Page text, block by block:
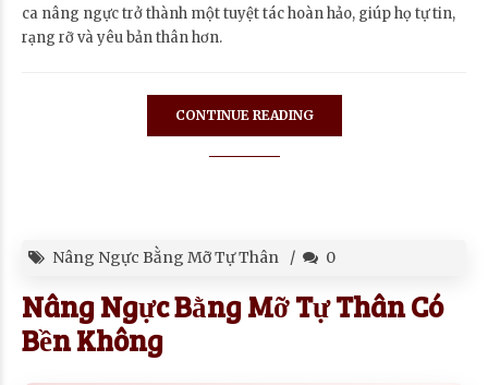
ca nâng ngực trở thành một tuyệt tác hoàn hảo, giúp họ tự tin,
rạng rỡ và yêu bản thân hơn.
CONTINUE READING
Nâng Ngực Bằng Mỡ Tự Thân 0
Nâng Ngực Bằng Mỡ Tự Thân Có
Bền Không